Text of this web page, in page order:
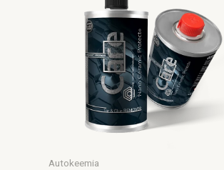
Autokeemia